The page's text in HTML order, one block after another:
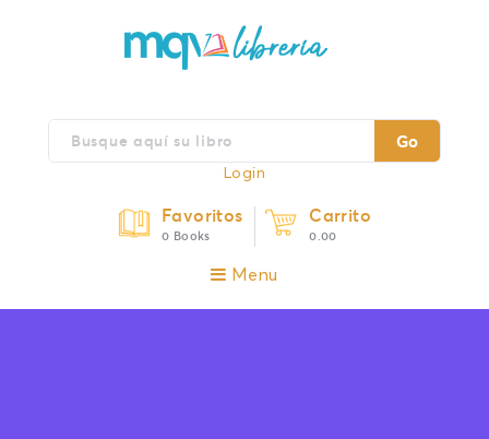
Go
Login
Favoritos
0 Books
Carrito
0.00
Menu